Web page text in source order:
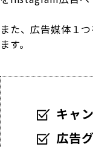
また、広告媒体１
ます。
キャ
広告